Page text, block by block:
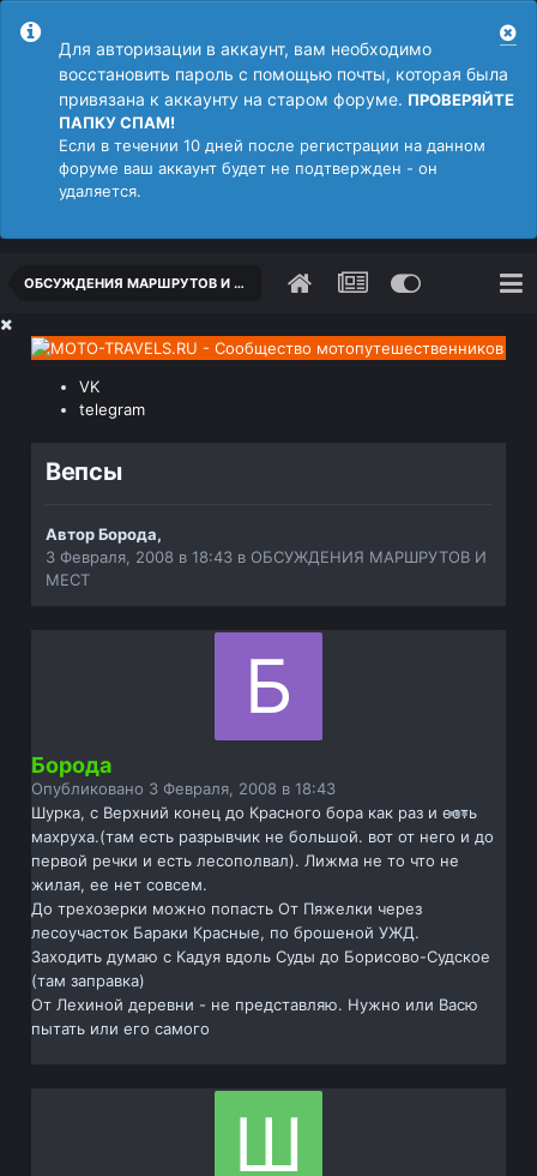
Для авторизации в аккаунт, вам необходимо
восстановить пароль с помощью почты, которая была
привязана к аккаунту на старом форуме. ПРОВЕРЯЙТЕ
ПАПКУ СПАМ!
Если в течении 10 дней после регистрации на данном
форуме ваш аккаунт будет не подтвержден - он
удаляется.
ОБСУЖДЕНИЯ МАРШРУТОВ И МЕСТ
VK
telegram
Вепсы
АвторБорода,
3 Февраля, 2008 в 18:43 в ОБСУЖДЕНИЯ МАРШРУТОВ И
МЕСТ
Борода
Опубликовано 3 Февраля, 2008 в 18:43
Шурка, с Верхний конец до Красного бора как раз и есть
махруха.(там есть разрывчик не большой. вот от него и до
первой речки и есть лесополвал). Лижма не то что не
жилая, ее нет совсем.
До трехозерки можно попасть От Пяжелки через
лесоучасток Бараки Красные, по брошеной УЖД.
Заходить думаю с Кадуя вдоль Суды до Борисово-Судское
(там заправка)
От Лехиной деревни - не представляю. Нужно или Васю
пытать или его самого